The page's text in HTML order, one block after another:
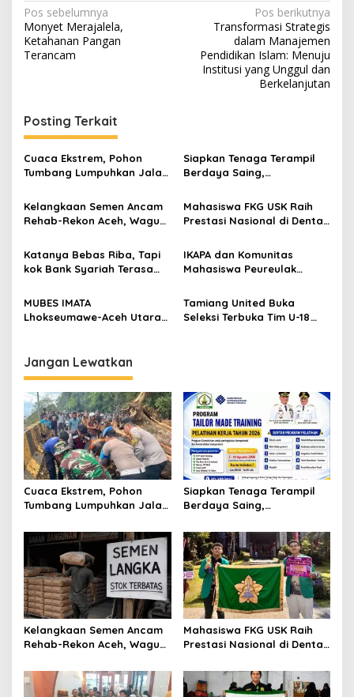
N
a
v
a
s
i
o
Pos sebelumnya
Monyet Merajalela,
Ketahanan Pangan
Terancam
Pos berikutnya
Transformasi Strategis
dalam Manajemen
Pendidikan Islam: Menuju
Institusi yang Unggul dan
Berkelanjutan
Posting Terkait
Cuaca Ekstrem, Pohon
Tumbang Lumpuhkan Jalan
Blangpidie
Siapkan Tenaga Terampil
Berdaya Saing,
Tamiang Buka Pelatihan
Kerja 2026
Kelangkaan Semen Ancam
Rehab-Rekon Aceh, Wagub
Mahasiswa FKG USK Raih
Prestasi Nasional di Dental
Katanya Bebas Riba, Tapi
kok Bank Syariah Terasa
IKAPA dan Komunitas
Mahasiswa Peureulak
Peureulak Raya
MUBES IMATA
Lhokseumawe-Aceh Utara
2026–2027
Tamiang United Buka
Seleksi Terbuka Tim U-18
Jangan Lewatkan
Cuaca Ekstrem, Pohon
Tumbang Lumpuhkan Jalan
Blangpidie
Siapkan Tenaga Terampil
Berdaya Saing,
Tamiang Buka Pelatihan
Kerja 2026
Kelangkaan Semen Ancam
Rehab-Rekon Aceh, Wagub
Mahasiswa FKG USK Raih
Prestasi Nasional di Dental